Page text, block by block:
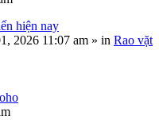
hiện nay
2026 11:07 am » in Rao vặt